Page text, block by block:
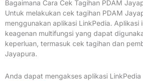
Bagaimana Cara Cek Tagihan PDAM
Untuk melakukan cek tagihan PDAM
menggunakan aplikasi LinkPedia. Aplikasi
keagenan multifungsi yang dapat
keperluan, termasuk cek tagihan dan
Jayapura.
Anda dapat mengakses aplikasi